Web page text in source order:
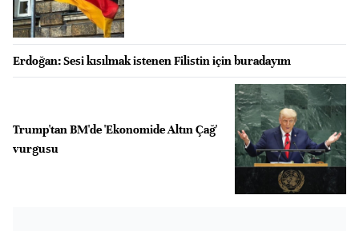
Erdoğan: Sesi kısılmak istenen Filistin için buradayım
Trump'tan BM'de 'Ekonomide Altın Çağ'
vurgusu